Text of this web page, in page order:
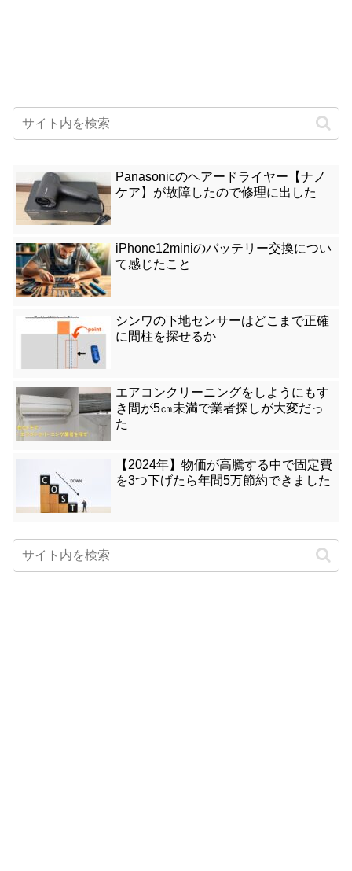
Panasonicのヘアードライヤー【ナノ
ケア】が故障したので修理に出した
iPhone12miniのバッテリー交換につい
て感じたこと
シンワの下地センサーはどこまで正確
に間柱を探せるか
エアコンクリーニングをしようにもす
き間が5㎝未満で業者探しが大変だっ
た
【2024年】物価が高騰する中で固定費
を3つ下げたら年間5万節約できました